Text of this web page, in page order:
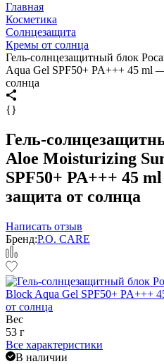
Главная
Косметика
Солнцезащита
Кремы от солнца
Гель-солнцезащитный блок
Aqua Gel SPF50+ PA+++ 45 ml
солнца
{}
Гель-
Aloe Moisturizing
SPF50+ PA+++ 45
защита от солнца
Написать отзыв
Бренд:P.O. CARE
Вес
53 г
Все характеристики
В наличии